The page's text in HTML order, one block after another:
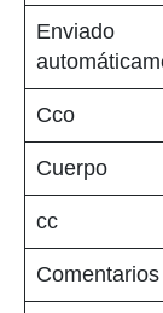
Enviado
Cco
Cuerpo
cc
Comentarios